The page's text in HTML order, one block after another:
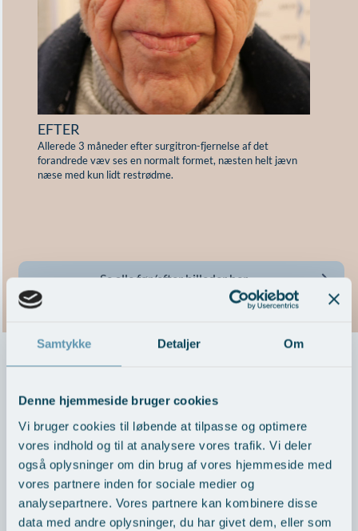
Samtykke Detaljer Om
Denne hjemmeside bruger cookies
Vi bruger cookies til løbende at tilpasse og optimere
vores indhold og til at analysere vores trafik. Vi deler
også oplysninger om din brug af vores hjemmeside med
vores partnere inden for sociale medier og
analysepartnere. Vores partnere kan kombinere disse
data med andre oplysninger, du har givet dem, eller som
EFTER
Allerede 3 måneder efter surgitron-fjernelse af det
forandrede væv ses en normalt formet, næsten helt jævn
næse med kun lidt restrødme.
Se alle før/efter billeder her
Forberedelse og egnethed
Behandlingsmetoder